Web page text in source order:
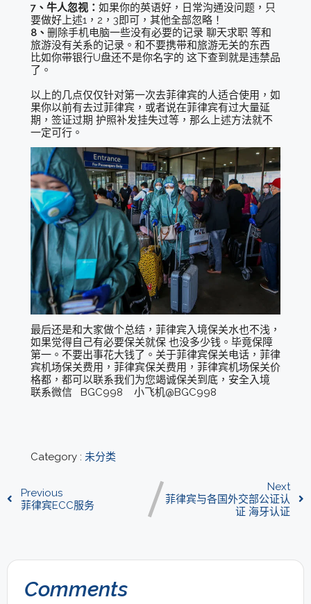
7、牛人忽视： 如果你的英语好，日常沟通没问题，只
要做好上述1，2，3即可，其他全部忽略！
8、 删除手机电脑一些没有必要的记录 聊天求职 等和
旅游没有关系的记录。和不要携带和旅游无关的东西
比如你带银行U盘还不是你名字的 这下查到就是违禁品
了。
以上的几点仅仅针对第一次去菲律宾的人适合使用，如
果你以前有去过菲律宾，或者说在菲律宾有过大量延
期，签证过期 护照补发挂失过等，那么上述方法就不
一定可行。
最后还是和大家做个总结，菲律宾入境保关水也不浅，
如果觉得自己有必要保关就保 也没多少钱。毕竟保障
第一。不要出事花大钱了。关于菲律宾保关电话，菲律
宾机场保关费用，菲律宾保关费用，菲律宾机场保关价
格都，都可以联系我们为您竭诚保关到底，安全入境
联系微信 BGC998 小飞机@BGC998
Category : 未分类
Previous
菲律宾ECC服务
Next
菲律宾与各国外交部公证认
证 海牙认证
Comments